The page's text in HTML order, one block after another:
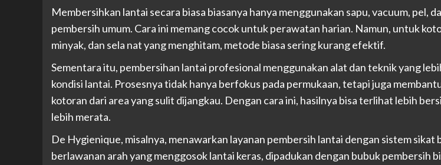
Membersihkan lantai secara biasa biasanya hanya menggunakan sapu, vacuum, pel,
pembersih umum. Cara ini memang cocok untuk perawatan harian. Namun, untuk
minyak, dan sela nat yang menghitam, metode biasa sering kurang efektif.
Sementara itu, pembersihan lantai profesional menggunakan alat dan teknik yang
kondisi lantai. Prosesnya tidak hanya berfokus pada permukaan, tetapi juga
kotoran dari area yang sulit dijangkau. Dengan cara ini, hasilnya bisa terlihat lebih
lebih merata.
De Hygienique, misalnya, menawarkan layanan pembersih lantai dengan sistem sikat
berlawanan arah yang menggosok lantai keras, dipadukan dengan bubuk pembersih